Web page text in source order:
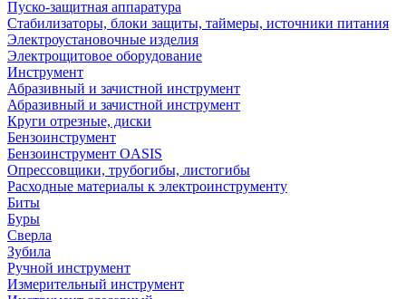
Пуско-защитная аппаратура
Стабилизаторы, блоки защиты, таймеры, источники питания
Электроустановочные изделия
Электрощитовое оборудование
Инструмент
Абразивный и зачистной инструмент
Абразивный и зачистной инструмент
Круги отрезные, диски
Бензоинструмент
Бензоинструмент OASIS
Опрессовщики, трубогибы, листогибы
Расходные материалы к электроинструменту
Биты
Буры
Сверла
Зубила
Ручной инструмент
Измерительный инструмент